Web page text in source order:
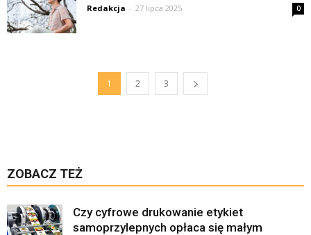
Redakcja - 27 lipca 2025 0
1 2 3
ZOBACZ TEŻ
Czy cyfrowe drukowanie etykiet
samoprzylepnych opłaca się małym